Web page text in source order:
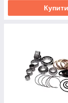
Купити